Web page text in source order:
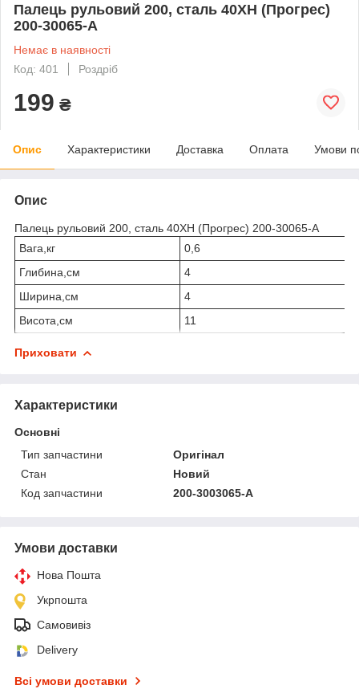
Палець рульовий 200, сталь 40ХН (Прогрес)
200-30065-А
Немає в наявності
Код: 401
Роздріб
199 ₴
Опис Характеристики Доставка Оплата Умови
Опис
Палець рульовий 200, сталь 40ХН (Прогрес) 200-30065-А
Вага,кг
0,6
Глибина,см
4
Ширина,см
4
Висота,см
11
Приховати
Характеристики
Основні
Тип запчастини
Оригінал
Стан
Новий
Код запчастини
200-3003065-А
Умови доставки
Нова Пошта
Укрпошта
Самовивіз
Delivery
Всі умови доставки